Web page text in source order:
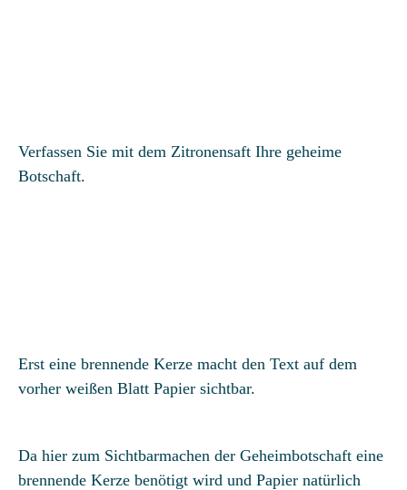
Verfassen Sie mit dem Zitronensaft Ihre geheime
Botschaft.
Erst eine brennende Kerze macht den Text auf dem
vorher weißen Blatt Papier sichtbar.
Da hier zum Sichtbarmachen der Geheimbotschaft eine
brennende Kerze benötigt wird und Papier natürlich